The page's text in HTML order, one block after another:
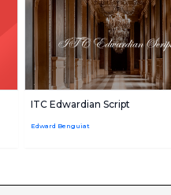
ITC Edwardian Script
Edward Benguiat